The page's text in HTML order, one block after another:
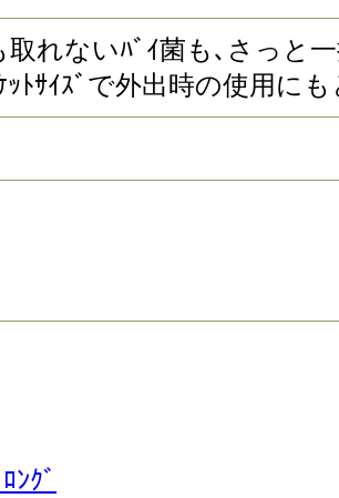
れないﾊﾞｲ菌も､さっと
ﾄｻｲｽﾞで外出時の使用に
ﾝｸﾞ